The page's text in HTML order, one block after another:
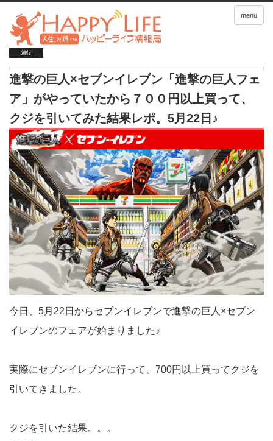
menu
流行
進撃の巨人×セブンイレブン「進撃の巨人フェ
ア」がやっていたから７００円以上買って、
クジを引いてみた結果レポ。5月22日♪
今日、5月22日からセブンイレブンで進撃の巨人×セブン
イレブンのフェアが始まりました♪
実際にセブンイレブンに行って、700円以上買ってクジを
引いてきました。
クジを引いた結果。。。